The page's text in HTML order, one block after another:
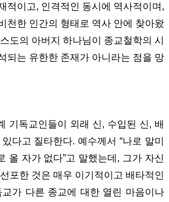
적이고, 인격적인 동시에 역사적이며,
천한 인간의 형태로 역사 안에 찾아왔
도의 아버지 하나님이 종교철학의 시
되는 유한한 존재가 아니라는 점을 망
기독교인들이 외래 신, 수입된 신, 배
다고 질타한다. 예수께서 “나로 말미
올 자가 없다”고 말했는데, 그가 자신
포한 것은 매우 이기적이고 배타적인
교가 다른 종교에 대한 열린 마음이나